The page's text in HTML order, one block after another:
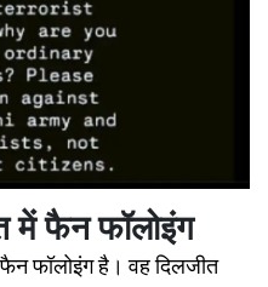
में फैन फॉलोइंग
फैन फॉलोइंग है। वह दिलजीत